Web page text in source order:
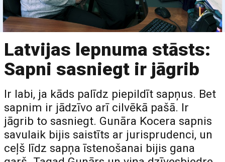
Latvijas lepnuma stāsts:
Sapni sasniegt ir jāgrib
Ir labi, ja kāds palīdz piepildīt sapņus. Bet
sapnim ir jādzīvo arī cilvēkā pašā. Ir
jāgrib to sasniegt. Gunāra Kocera sapnis
savulaik bijis saistīts ar jurisprudenci, un
ceļš līdz sapņa īstenošanai bijis gana